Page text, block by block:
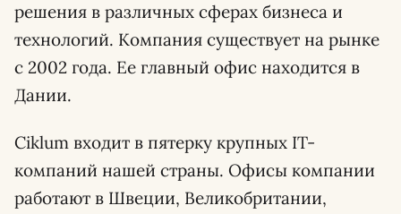
решения в различных сферах бизнеса и
технологий. Компания существует на рынке
с 2002 года. Ее главный офис находится в
Дании.
Ciklum входит в пятерку крупных IT-
компаний нашей страны. Офисы компании
работают в Швеции, Великобритании,